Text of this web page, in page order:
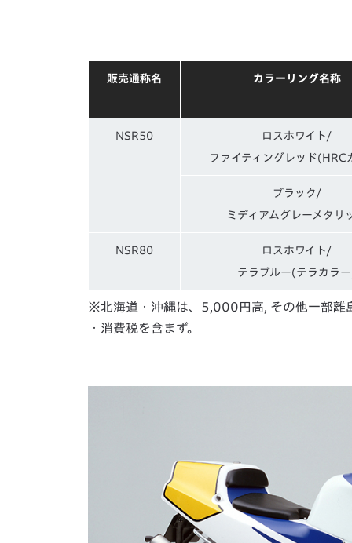
販売通称名 カラーリング名称
NSR50
ロスホワイト/
ファイティングレッド(HRC
ブラック/
ミディアムグレーメタリ
NSR80
ロスホワイト/
テラブルー(テラカラ
※北海道・沖縄は、5,000円高, その他一部離
・消費税を含まず。